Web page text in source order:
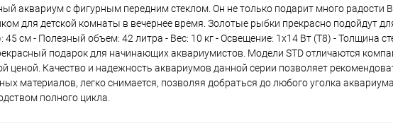
аквариум с фигурным передним стеклом. Он не только подарит много радости
для детской комнаты в вечернее время. Золотые рыбки прекрасно подойдут
см - Полезный объем: 42 литра - Вес: 10 кг - Освещение: 1х14 Вт (Т8) - Толщина
подарок для начинающих аквариумистов. Модели STD отличаются
ценой. Качество и надежность аквариумов данной серии позволяет
материалов, легко снимается, позволяя добраться до любого уголка
полного цикла.